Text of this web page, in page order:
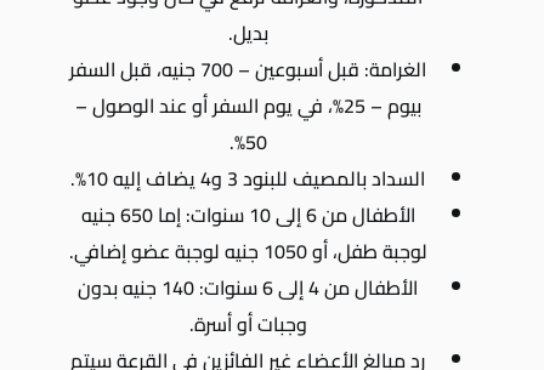
بديل.
الغرامة: قبل أسبوعين – 700 جنيه، قبل السفر
بيوم – 25%، في يوم السفر أو عند الوصول –
50%.
السداد بالمصيف للبنود 3 و4 يضاف إليه 10%.
الأطفال من 6 إلى 10 سنوات: إما 650 جنيه
لوجبة طفل، أو 1050 جنيه لوجبة عضو إضافي.
الأطفال من 4 إلى 6 سنوات: 140 جنيه بدون
وجبات أو أسرة.
رد مبالغ الأعضاء غير الفائزين في القرعة سيتم